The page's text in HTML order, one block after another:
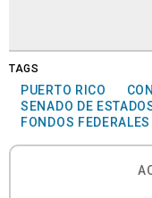
TAGS
PUERTO RICO
SENADO DE
FONDOS FEDERALES